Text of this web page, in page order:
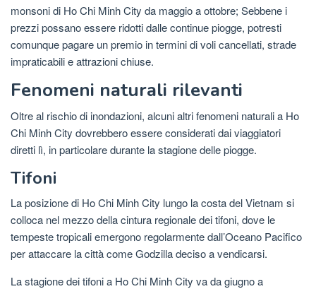
monsoni di Ho Chi Minh City da maggio a ottobre; Sebbene i
prezzi possano essere ridotti dalle continue piogge, potresti
comunque pagare un premio in termini di voli cancellati, strade
impraticabili e attrazioni chiuse.
Fenomeni naturali rilevanti
Oltre al rischio di inondazioni, alcuni altri fenomeni naturali a Ho
Chi Minh City dovrebbero essere considerati dai viaggiatori
diretti lì, in particolare durante la stagione delle piogge.
Tifoni
La posizione di Ho Chi Minh City lungo la costa del Vietnam si
colloca nel mezzo della cintura regionale dei tifoni, dove le
tempeste tropicali emergono regolarmente dall’Oceano Pacifico
per attaccare la città come Godzilla deciso a vendicarsi.
La stagione dei tifoni a Ho Chi Minh City va da giugno a